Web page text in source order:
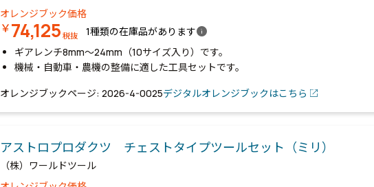
オレンジブック価格
￥74,125 税抜 1種類の在庫品がありますinfo
ギアレンチ8mm～24mm（10サイズ入り）です。
機械・自動車・農機の整備に適した工具セットです。
オレンジブックページ: 2026-4-0025デジタルオレンジブックはこちら
アストロプロダクツ チェストタイプツールセット（ミリ）
（株）ワールドツール